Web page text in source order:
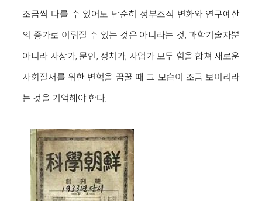
조금씩 다를 수 있어도 단순히 정부조직 변화와 연구예산
의 증가로 이뤄질 수 있는 것은 아니라는 것, 과학기술자뿐
아니라 사상가, 문인, 정치가, 사업가 모두 힘을 합쳐 새로운
사회질서를 위한 변혁을 꿈꿀 때 그 모습이 조금 보이리라
는 것을 기억해야 한다.